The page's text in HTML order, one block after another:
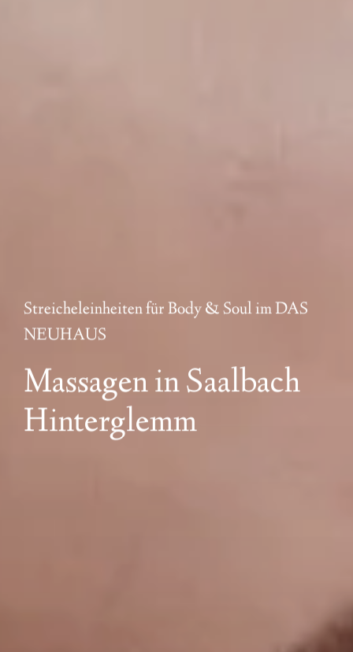
--
Streicheleinheiten für Body & Soul im DAS
NEUHAUS
Massagen in Saalbach
Hinterglemm